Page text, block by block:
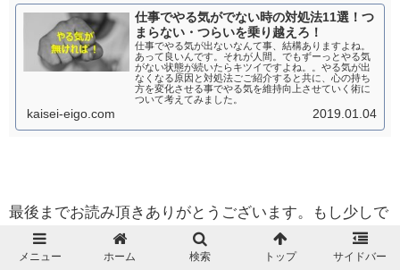
仕事でやる気がでない時の対処法11選！つ
まらない・つらいを乗り越えろ！
仕事でやる気が出ないなんて事、結構ありますよね。
あって良いんです。それが人間。でもずーっとやる気
がない状態が続いたらキツイですよね。。やる気が出
なくなる原因と対処法ごご紹介すると共に、心の持ち
方を変化させる事でやる気を維持向上させていく術に
ついて考えてみました。
kaisei-eigo.com 2019.01.04
最後までお読み頂きありがとうございます。もし少しで
も役に立ちそうだと思われたら、ソーシャルメディアで
の共有をお願いします。
メニュー ホーム 検索 トップ サイドバー